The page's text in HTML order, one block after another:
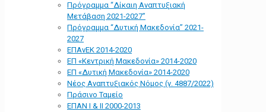
Πρόγραμμα “Δίκαιη Αναπτυξιακή
Μετάβαση 2021-2027”
Πρόγραμμα “Δυτική Μακεδονία” 2021-
2027
ΕΠΑνΕΚ 2014-2020
ΕΠ «Kεντρική Μακεδονία» 2014-2020
ΕΠ «Δυτική Μακεδονία» 2014-2020
Νέος Αναπτυξιακός Νόμος (ν. 4887/2022)
Πράσινο Ταμείο
ΕΠΑΝ Ι & ΙΙ 2000-2013